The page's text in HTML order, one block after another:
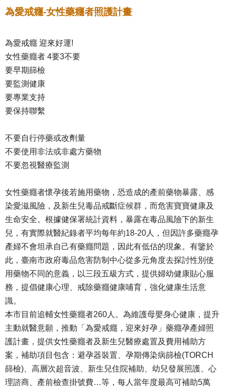
為愛戒癮-女性藥癮者照護計畫
為愛戒癮 迎來好運!
女性藥癮者 4要3不要
要早期篩檢
要監測健康
要專業支持
要保持聯繫
不要自行停藥或改劑量
不要使用非法或非處方藥物
不要忽視醫療監測
女性藥癮者懷孕後若施用藥物，恐造成的產前藥物暴露、感
染愛滋風險，及新生兒毒品戒斷症候群，而危害寶寶健康及
生命安全。根據健保署統計資料，暴露在毒品風險下的新生
兒，有實際就醫紀錄者平均每年約18-20人，但因許多藥癮孕
產婦不會坦承自己有藥癮問題，因此有低估的現象。有鑒於
此，臺南市政府毒品危害防制中心從多元角度去探討性別使
用藥物不同的意義，以三段五級方式，提供婦幼健康貼心服
務，提倡健康心理、戒除藥癮健康哺育，強化健康生活意
識。
本市目前追輔女性藥癮者260人。為維護母嬰身心健康，提升
主動就醫意願，推動「為愛戒癮，迎來好孕」藥癮孕產婦照
護計畫，提供女性藥癮者及新生兒醫療處置及費用補助方
案，補助項目包含：避孕器裝置、孕期傳染病篩檢(TORCH
篩檢)、高層次超音波、新生兒住院補助、幼兒發展照護、心
理諮商、產前檢查掛號費…等，每人當年度最高可補助5萬